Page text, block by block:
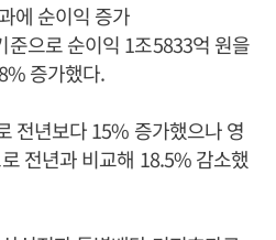
에 순이익 증가
으로 순이익 1조5833억 원을
증가했다.
전년보다 15% 증가했으나 영
전년과 비교해 18.5% 감소했